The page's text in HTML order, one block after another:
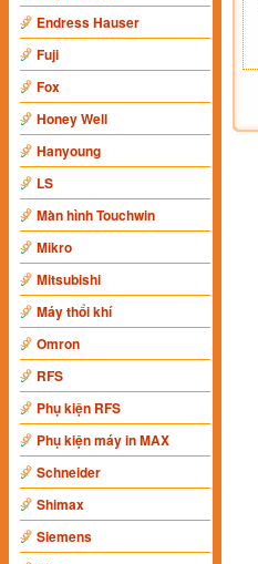
Endress Hauser
Fuji
Fox
Honey Well
Hanyoung
LS
Màn hình Touchwin
Mikro
Mitsubishi
Máy thổi khí
Omron
RFS
Phụ kiện RFS
Phụ kiện máy in MAX
Schneider
Shimax
Siemens